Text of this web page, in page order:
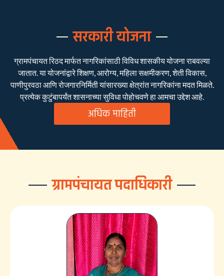
सरकारी योजना
ग्रामपंचायत रिठद मार्फत नागरिकांसाठी विविध शासकीय योजना राबवल्या
जातात. या योजनांद्वारे शिक्षण, आरोग्य, महिला सक्षमीकरण, शेती विकास,
पाणीपुरवठा आणि रोजगारनिर्मिती यांसारख्या क्षेत्रांत नागरिकांना मदत मिळते.
प्रत्येक कुटुंबापर्यंत शासनाच्या सुविधा पोहोचवणे हा आमचा उद्देश आहे.
अधिक माहिती
ग्रामपंचायत पदाधिकारी